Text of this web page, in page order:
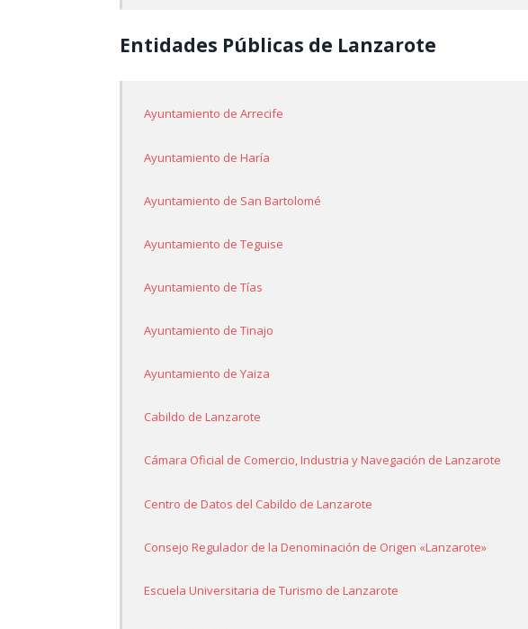
Entidades Públicas de Lanzarote
Ayuntamiento de Arrecife
Ayuntamiento de Haría
Ayuntamiento de San Bartolomé
Ayuntamiento de Teguise
Ayuntamiento de Tías
Ayuntamiento de Tinajo
Ayuntamiento de Yaiza
Cabildo de Lanzarote
Cámara Oficial de Comercio, Industria y Navegación de Lanzarote
Centro de Datos del Cabildo de Lanzarote
Consejo Regulador de la Denominación de Origen «Lanzarote»
Escuela Universitaria de Turismo de Lanzarote